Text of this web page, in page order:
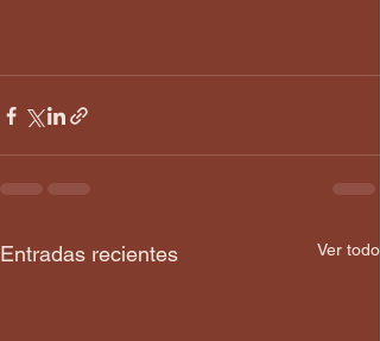
Entradas recientes Ver todo